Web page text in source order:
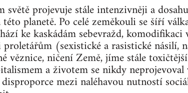
světě projevuje stále intenzivněji a
planetě. Po celé zeměkouli se šíří
ke kaskádám sebevražd, komodifikaci
(sexistické a rasistické násilí,
věznice, ničení Země, jíme stále
a životem se nikdy
mezi naléhavou nutností